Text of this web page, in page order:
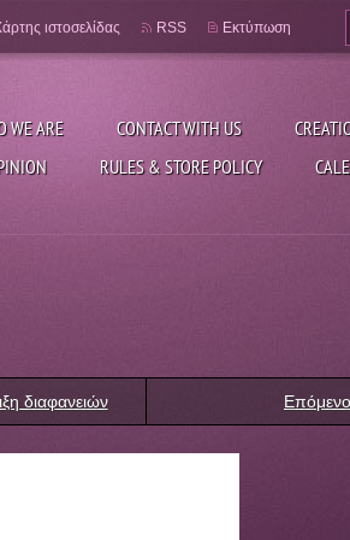
WE ARE CONTACT WITH US
RULES & STORE POLICY
ιστοσελίδας RSS Εκτύπωση
διαφανειών Επόμενο